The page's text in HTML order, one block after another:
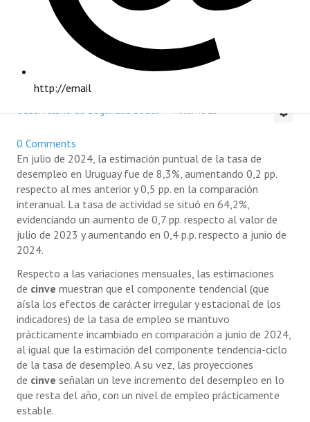
http://email
INSTITUCIONAL
INFORMES
INVESTIGACIONES
Monitor Laboral - Setiembre 2024
Observatorio de Seguridad Social Visto: 4315
0 Comments
En julio de 2024, la estimación puntual de la tasa de
desempleo en Uruguay fue de 8,3%, aumentando 0,2 pp.
respecto al mes anterior y 0,5 pp. en la comparación
interanual. La tasa de actividad se situó en 64,2%,
evidenciando un aumento de 0,7 pp. respecto al valor de
julio de 2023 y aumentando en 0,4 p.p. respecto a junio de
2024.
Respecto a las variaciones mensuales, las estimaciones
de cinve muestran que el componente tendencial (que
aísla los efectos de carácter irregular y estacional de los
indicadores) de la tasa de empleo se mantuvo
prácticamente incambiado en comparación a junio de 2024,
al igual que la estimación del componente tendencia-ciclo
de la tasa de desempleo. A su vez, las proyecciones
de cinve señalan un leve incremento del desempleo en lo
que resta del año, con un nivel de empleo prácticamente
estable.